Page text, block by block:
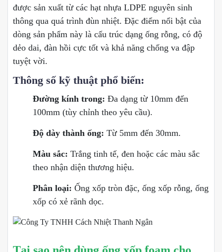
được sản xuất từ các hạt nhựa LDPE nguyên sinh
thông qua quá trình đùn nhiệt. Đặc điểm nổi bật của
dòng sản phẩm này là cấu trúc dạng ống rỗng, có độ
dẻo dai, đàn hồi cực tốt và khả năng chống va đập
tuyệt vời.
Thông số kỹ thuật phổ biến:
Đường kính trong: Đa dạng từ 10mm đến
100mm (tùy chỉnh theo yêu cầu).
Độ dày thành ống: Từ 5mm đến 30mm.
Màu sắc: Trắng tinh tế, đen hoặc các màu sắc
theo nhận diện thương hiệu.
Phân loại: Ống xốp tròn đặc, ống xốp rỗng, ống
xốp có xẻ rãnh dọc.